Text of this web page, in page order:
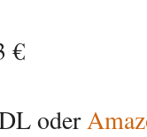
€
oder